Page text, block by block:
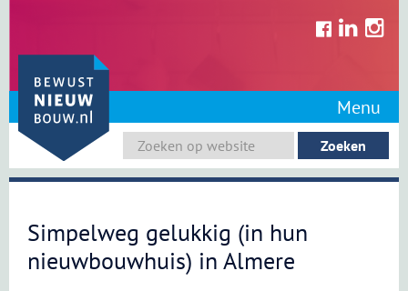
content
Menu
Simpelweg gelukkig (in hun
nieuwbouwhuis) in Almere